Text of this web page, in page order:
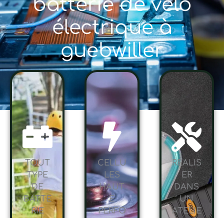
batterie de vélo
électrique à
guebwiller
TOUT
TYPE
DE
BATTE
RIE
CELLU
LES
HAUT
E
PERFO
RÉALIS
ER
DANS
UN
ATELIE